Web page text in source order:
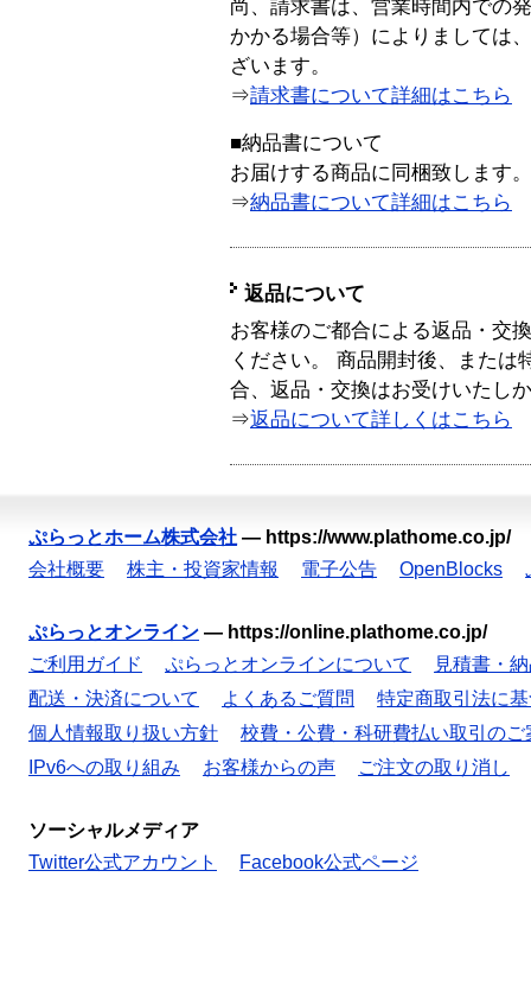
尚、請求書は、営業時間内での
かかる場合等）によりましては
ざいます。
⇒請求書について詳細はこちら
■納品書について
お届けする商品に同梱致します。
⇒納品書について詳細はこちら
返品について
お客様のご都合による返品・交
ください。 商品開封後、または
合、返品・交換はお受けいたし
⇒返品について詳しくはこちら
ぷらっとホーム株式会社 — https://www.plathome.co.jp/
会社概要
株主・投資家情報 電子公告 OpenBlocks
ぷらっとオンライン — https://online.plathome.co.jp/
ご利用ガイド
ぷらっとオンラインについて
見積書・
配送・決済について
よくあるご質問
特定商取引法に
個人情報取り扱い方針
校費・公費・科研費払い取引のご
IPv6への取り組み
お客様からの声 ご注文の取り消し
ソーシャルメディア
Twitter公式アカウント
Facebook公式ページ